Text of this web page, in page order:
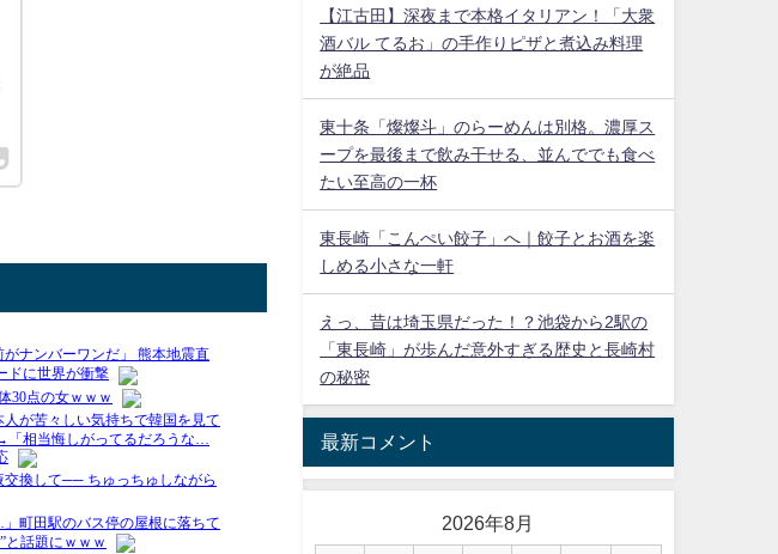
【江古田】深夜まで本格イタリアン！「大衆
酒バル てるお」の手作りピザと煮込み料理
が絶品
東十条「燦燦斗」のらーめんは別格。濃厚ス
ープを最後まで飲み干せる、並んででも食べ
たい至高の一杯
東長崎「こんぺい餃子」へ｜餃子とお酒を楽
しめる小さな一軒
えっ、昔は埼玉県だった！？池袋から2駅の
「東長崎」が歩んだ意外すぎる歴史と長崎村
の秘密
最新コメント
2026年8月